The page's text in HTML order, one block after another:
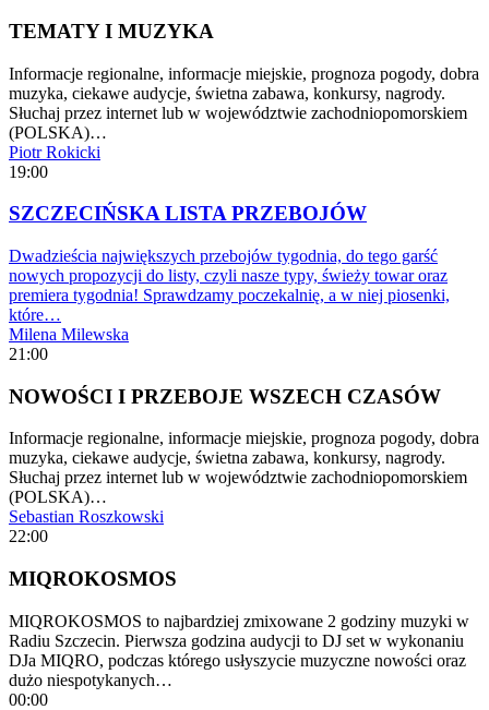
TEMATY I MUZYKA
Informacje regionalne, informacje miejskie, prognoza pogody, dobra
muzyka, ciekawe audycje, świetna zabawa, konkursy, nagrody.
Słuchaj przez internet lub w województwie zachodniopomorskiem
(POLSKA)…
Piotr Rokicki
19:00
SZCZECIŃSKA LISTA PRZEBOJÓW
Dwadzieścia największych przebojów tygodnia, do tego garść
nowych propozycji do listy, czyli nasze typy, świeży towar oraz
premiera tygodnia! Sprawdzamy poczekalnię, a w niej piosenki,
które…
Milena Milewska
21:00
NOWOŚCI I PRZEBOJE WSZECH CZASÓW
Informacje regionalne, informacje miejskie, prognoza pogody, dobra
muzyka, ciekawe audycje, świetna zabawa, konkursy, nagrody.
Słuchaj przez internet lub w województwie zachodniopomorskiem
(POLSKA)…
Sebastian Roszkowski
22:00
MIQROKOSMOS
MIQROKOSMOS to najbardziej zmixowane 2 godziny muzyki w
Radiu Szczecin. Pierwsza godzina audycji to DJ set w wykonaniu
DJa MIQRO, podczas którego usłyszycie muzyczne nowości oraz
dużo niespotykanych…
00:00